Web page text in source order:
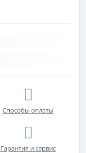
Способы оплаты
Гарантия и сервис